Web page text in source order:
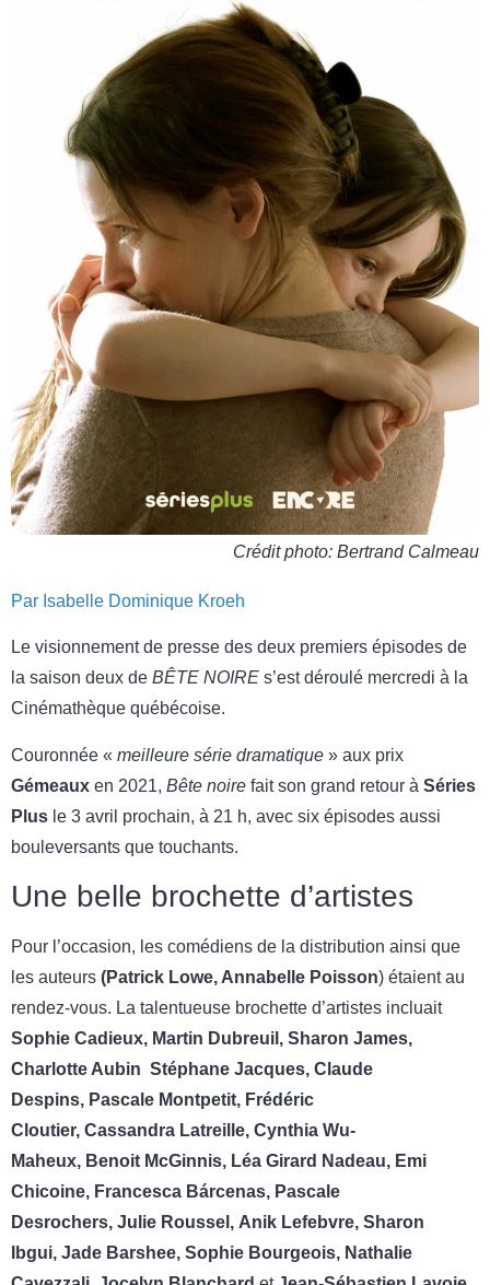
Crédit photo: Bertrand Calmeau
Par Isabelle Dominique Kroeh
Le visionnement de presse des deux premiers épisodes de
la saison deux de BÊTE NOIRE s’est déroulé mercredi à la
Cinémathèque québécoise.
Couronnée « meilleure série dramatique » aux prix
Gémeaux en 2021, Bête noire fait son grand retour à Séries
Plus le 3 avril prochain, à 21 h, avec six épisodes aussi
bouleversants que touchants.
Une belle brochette d’artistes
Pour l’occasion, les comédiens de la distribution ainsi que
les auteurs (Patrick Lowe, Annabelle Poisson) étaient au
rendez-vous. La talentueuse brochette d’artistes incluait
Sophie Cadieux, Martin Dubreuil, Sharon James,
Charlotte Aubin Stéphane Jacques, Claude
Despins, Pascale Montpetit, Frédéric
Cloutier, Cassandra Latreille, Cynthia Wu-
Maheux, Benoit McGinnis, Léa Girard Nadeau, Emi
Chicoine, Francesca Bárcenas, Pascale
Desrochers, Julie Roussel, Anik Lefebvre, Sharon
Ibgui, Jade Barshee, Sophie Bourgeois, Nathalie